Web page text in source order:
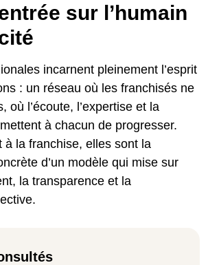
sur l’humain
incarnent pleinement l’esprit
: un réseau où les franchisés ne
où l’écoute, l’expertise et la
à chacun de progresser.
à la franchise, elles sont la
d’un modèle qui mise sur
la transparence et la